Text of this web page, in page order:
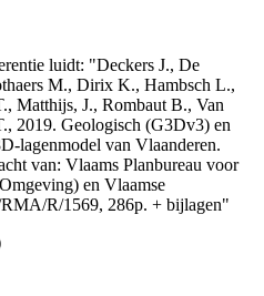
luidt: "Deckers J., De
M., Dirix K., Hambsch L.,
Matthijs, J., Rombaut B., Van
2019. Geologisch (G3Dv3) en
lagenmodel van Vlaanderen.
van: Vlaams Planbureau voor
en Vlaamse
R/1569, 286p. + bijlagen"